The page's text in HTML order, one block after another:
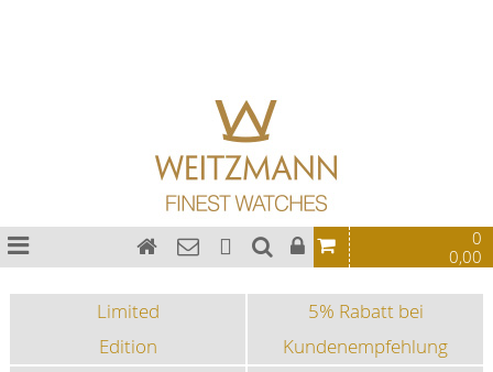
0
0,00
Limited
Edition
5% Rabatt bei
Kundenempfehlung